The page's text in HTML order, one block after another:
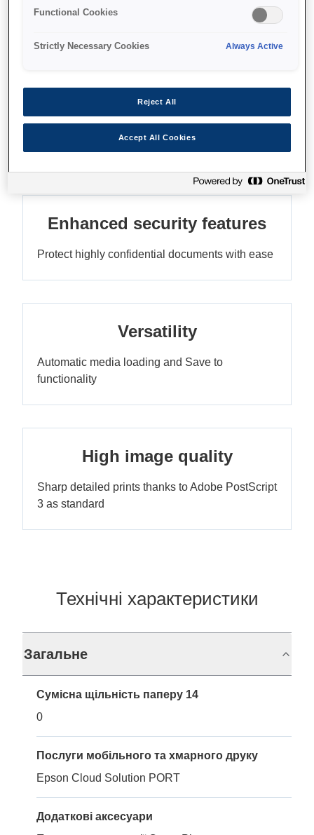
Функції
High productivity
Enhanced security features
Protect highly confidential documents with ease
Versatility
Automatic media loading and Save to
functionality
High image quality
Sharp detailed prints thanks to Adobe PostScript
3 as standard
Технічні характеристики
Загальне
Сумісна щільність паперу 14
0
Послуги мобільного та хмарного друку
Epson Cloud Solution PORT
Додаткові аксесуари
Functional Cookies
Strictly Necessary Cookies Always Active
Reject All
Accept All Cookies